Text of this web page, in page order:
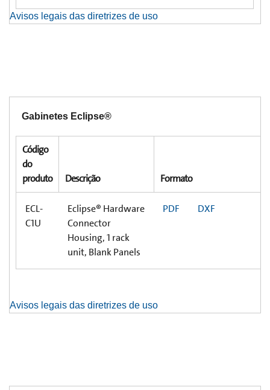
Avisos legais das diretrizes de uso
Gabinetes Eclipse®
Código
do
produto
Descrição Formato
ECL-
C1U
Eclipse® Hardware
Connector
Housing, 1 rack
unit, Blank Panels
PDF DXF
Avisos legais das diretrizes de uso